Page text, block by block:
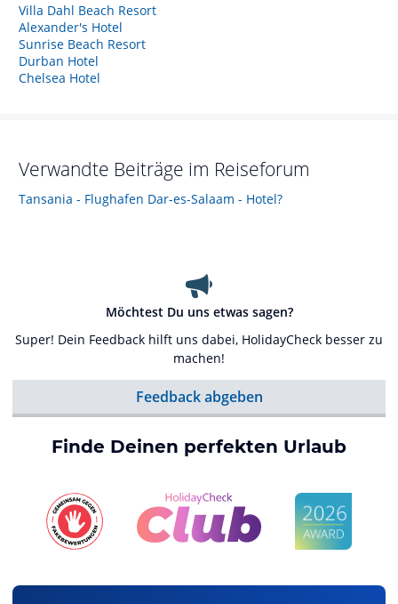
Villa Dahl Beach Resort
Alexander's Hotel
Sunrise Beach Resort
Durban Hotel
Chelsea Hotel
Verwandte Beiträge im Reiseforum
Tansania - Flughafen Dar-es-Salaam - Hotel?
Möchtest Du uns etwas sagen?
Super! Dein Feedback hilft uns dabei, HolidayCheck besser zu
machen!
Feedback abgeben
Finde Deinen perfekten Urlaub